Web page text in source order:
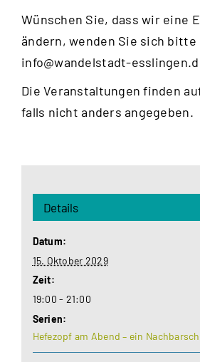
Wünschen Sie, dass wir eine
ändern, wenden Sie sich bitte
info@wandelstadt-
Die Veranstaltungen finden
falls nicht anders angegeben.
Details
Datum:
15. Oktober 2029
Zeit:
19:00 - 21:00
Serien:
Hefezopf am Abend – ein